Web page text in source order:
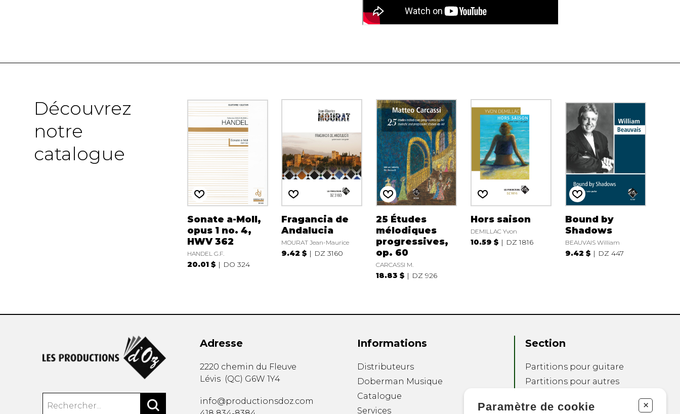
Découvrez
notre
catalogue
Sonate a-Moll,
opus 1 no. 4,
HWV 362
HANDEL G.F.
20.01 $ DO 324
Fragancia de
Andalucia
MOURAT Jean-Maurice
9.42 $ DZ 3160
25 Études
mélodiques
progressives,
op. 60
CARCASSI M.
18.83 $ DZ 926
Hors saison
DEMILLAC Yvon
10.59 $ DZ 1816
Bound by
Shadows
BEAUVAIS William
9.42 $ DZ 447
Adresse
2220 chemin du Fleuve
Lévis (QC) G6W 1Y4
info@productionsdoz.com
Informations
Distributeurs
Doberman Musique
Catalogue
Services
Section
Partitions pour guitare
Partitions pour autres
Partitions pour
Paramètre de cookie +